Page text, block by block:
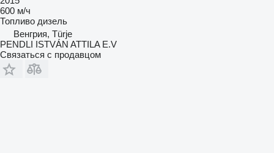
600 м/ч
Топливо дизель
Венгрия, Türje
PENDLI ISTVÁN ATTILA E.V
Связаться с продавцом